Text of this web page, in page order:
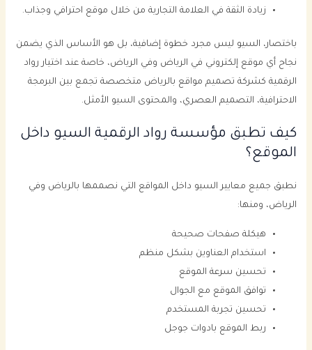
زيادة الثقة في العلامة التجارية من خلال موقع احترافي وجذاب.
باختصار، السيو ليس مجرد خطوة إضافية، بل هو الأساس الذي يضمن
نجاح أي موقع إلكتروني في الرياض وفي الرياض، خاصة عند اختيار رواد
الرقمية كشركة تصميم مواقع بالرياض متخصصة تجمع بين البرمجة
الاحترافية، التصميم العصري، والمحتوى السيو الأمثل.
كيف تطبق مؤسسة رواد الرقمية السيو داخل
الموقع؟
نطبق جميع معايير السيو داخل المواقع التي نصممها بالرياض وفي
الرياض، ومنها:
هيكلة صفحات صحيحة
استخدام العناوين بشكل منظم
تحسين سرعة الموقع
توافق الموقع مع الجوال
تحسين تجربة المستخدم
ربط الموقع بادوات جوجل